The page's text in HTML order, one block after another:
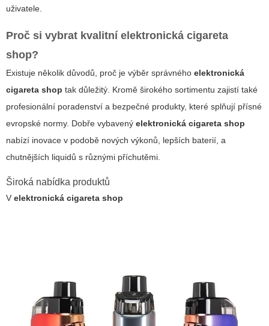
uživatele.
Proč si vybrat kvalitní elektronická cigareta
shop?
Existuje několik důvodů, proč je výběr správného elektronická
cigareta shop tak důležitý. Kromě širokého sortimentu zajistí také
profesionální poradenství a bezpečné produkty, které splňují přísné
evropské normy. Dobře vybavený elektronická cigareta shop
nabízí inovace v podobě nových výkonů, lepších baterií, a
chutnějších liquidů s různými příchutěmi.
Široká nabídka produktů
V elektronická cigareta shop